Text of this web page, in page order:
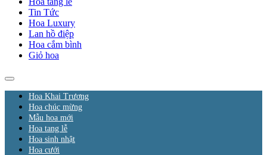
Tin Tức
Hoa Luxury
Lan hồ điệp
Hoa cắm bình
Giỏ hoa
Hoa Khai Trương
Hoa chúc mừng
Mẫu hoa mới
Hoa tang lễ
Hoa sinh nhật
Hoa cưới